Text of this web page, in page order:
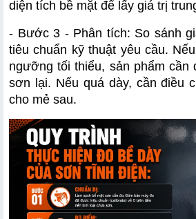
diện tích bề mặt để lấy giá trị
- Bước 3 - Phân tích: So sánh
tiêu chuẩn kỹ thuật yêu cầu.
ngưỡng tối thiểu, sản phẩm cần
sơn lại. Nếu quá dày, cần điều
cho mẻ sau.